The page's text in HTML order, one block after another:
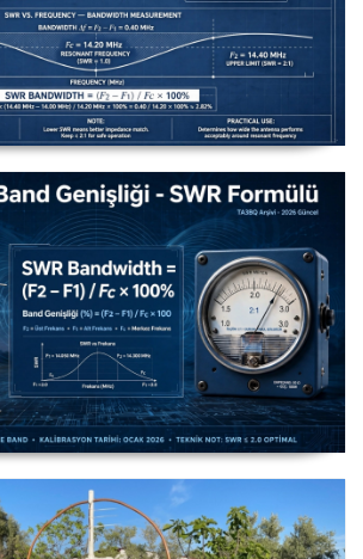
[Longwire’den Yagi-Uda’ya Anten
Genişliği SWR Hesaplama Formülü -